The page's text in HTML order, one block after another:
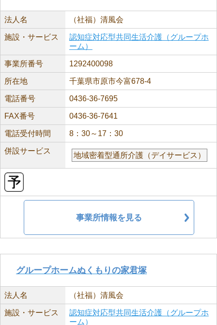
法人名 （社福）清風会
施設・サービス
認知症対応型共同生活介護（グループホ
ーム）
事業所番号 1292400098
所在地 千葉県市原市今富678-4
電話番号 0436-36-7695
FAX番号 0436-36-7641
電話受付時間 8：30～17：30
併設サービス
地域密着型通所介護（デイサービス）
事業所情報を見る
グループホームぬくもりの家君塚
法人名 （社福）清風会
施設・サービス
認知症対応型共同生活介護（グループホ
ーム）